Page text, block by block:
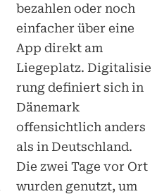
bezahlen oder noch
einfacher über eine
App direkt am
Liegeplatz. Digitalisie
rung definiert sich in
Dänemark
offensichtlich anders
als in Deutschland.
Die zwei Tage vor Ort
wurden genutzt, um